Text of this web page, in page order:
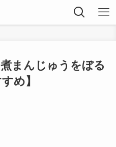
まんじゅうをぼる
め】